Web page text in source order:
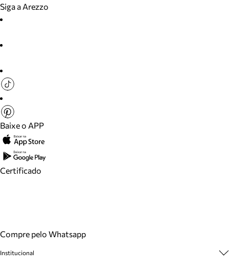
Siga a Arezzo
Baixe o APP
Certificado
Compre pelo Whatsapp
Institucional